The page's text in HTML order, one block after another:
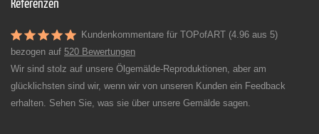
Referenzen
Kundenkommentare für TOPofART (4.96 aus 5)
bezogen auf 520 Bewertungen
Wir sind stolz auf unsere Ölgemälde-Reproduktionen, aber am
glücklichsten sind wir, wenn wir von unseren Kunden ein Feedback
erhalten. Sehen Sie, was sie über unsere Gemälde sagen.